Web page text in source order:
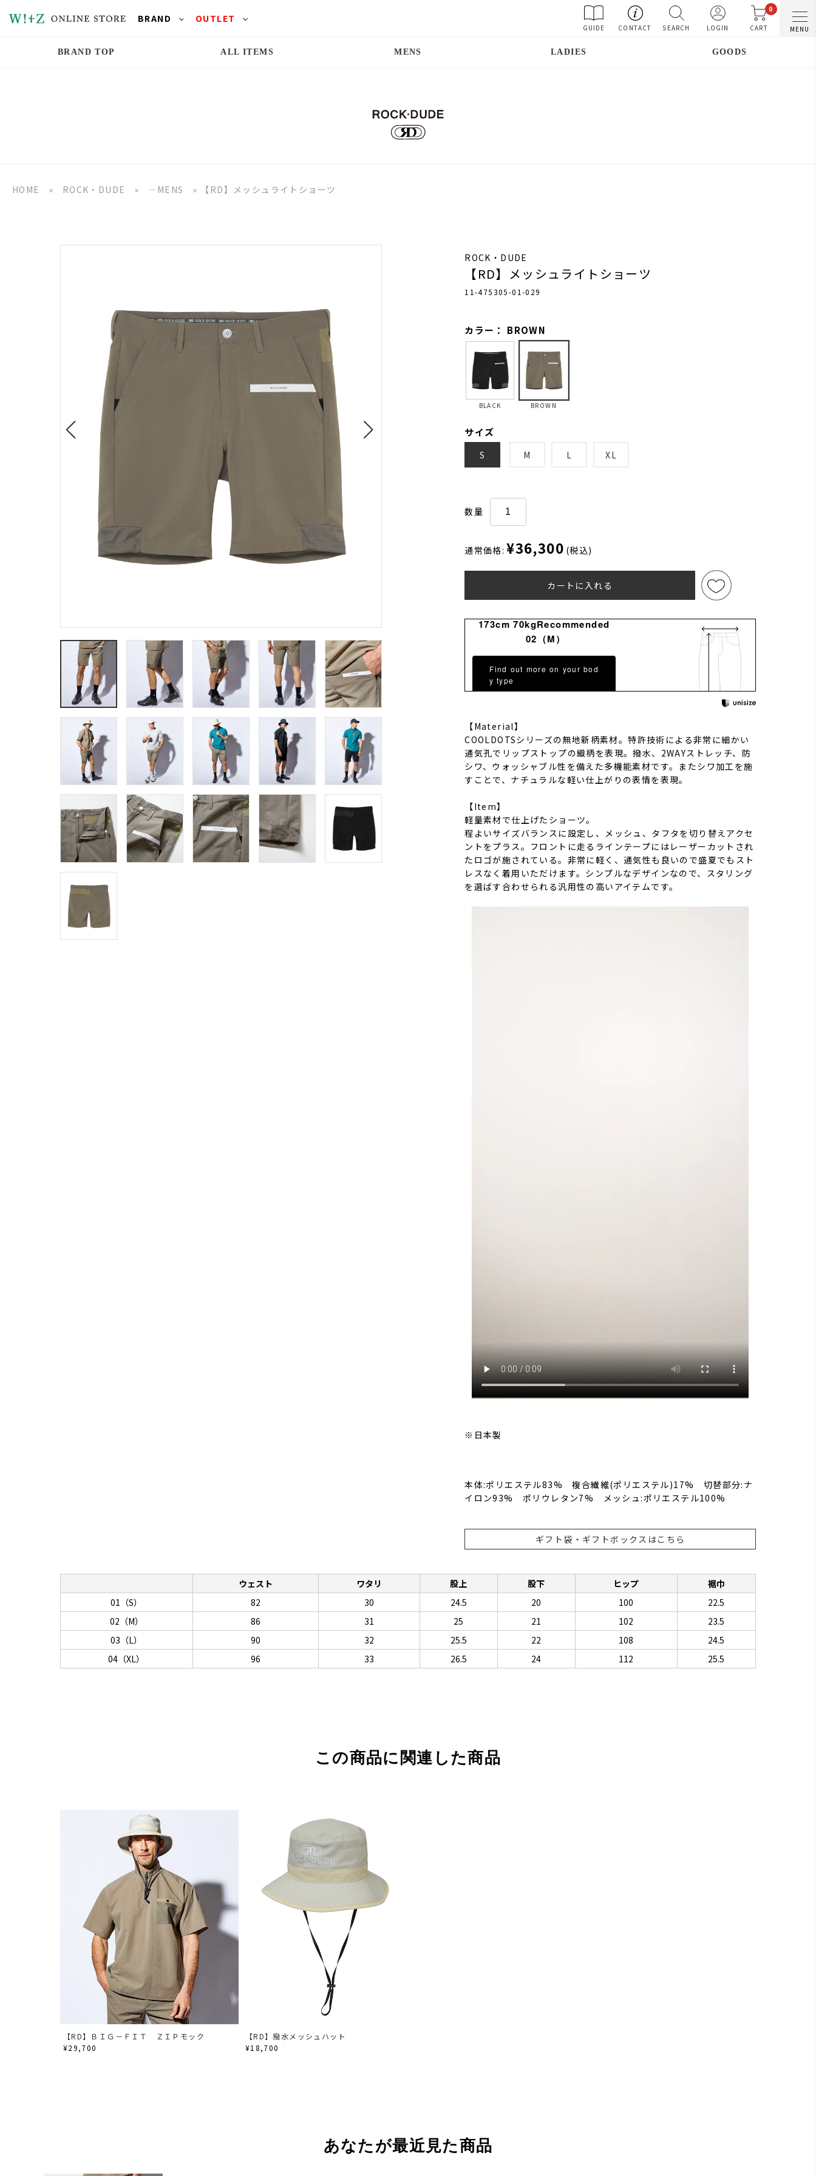
BRAND OUTLET
GUIDE CONTACT SEARCH LOGIN
0
CART MENU
BRAND TOP ALL ITEMS MENS LADIES GOODS
HOME » ROCK・DUDE » ―MENS » 【RD】メッシュライトショーツ
ROCK・DUDE
【RD】メッシュライトショーツ
11-475305-01-029
カラー： BROWN
BLACK BROWN
サイズ
S M L XL
数量
通常価格: ¥36,300 (税込)
カートに入れる
173cm 70kgRecommended
02（M）
Find out more on your bod
y type
【Material】
COOLDOTSシリーズの無地新柄素材。特許技術による非常に細かい
通気孔でリップストップの織柄を表現。撥水、2WAYストレッチ、防
シワ、ウォッシャブル性を備えた多機能素材です。またシワ加工を施
すことで、ナチュラルな軽い仕上がりの表情を表現。
【Item】
軽量素材で仕上げたショーツ。
程よいサイズバランスに設定し、メッシュ、タフタを切り替えアクセ
ントをプラス。フロントに走るラインテープにはレーザーカットされ
たロゴが施されている。非常に軽く、通気性も良いので盛夏でもスト
レスなく着用いただけます。シンプルなデザインなので、スタリング
を選ばす合わせられる汎用性の高いアイテムです。
※日本製
本体:ポリエステル83% 複合繊維(ポリエステル)17% 切替部分:ナ
イロン93% ポリウレタン7% メッシュ:ポリエステル100%
ギフト袋・ギフトボックスはこちら
ウェスト ワタリ 股上 股下 ヒップ
裾巾
01（S）
82 30 24.5 20 100
22.5
02（M）
86 31 25 21 102
23.5
03（L）
90 32 25.5 22 108
24.5
04（XL）
96 33 26.5 24 112 25.5
この商品に関連した商品
【RD】ＢＩＧ－ＦＩＴ ＺＩＰモック
¥29,700
【RD】撥水メッシュハット
¥18,700
あなたが最近見た商品